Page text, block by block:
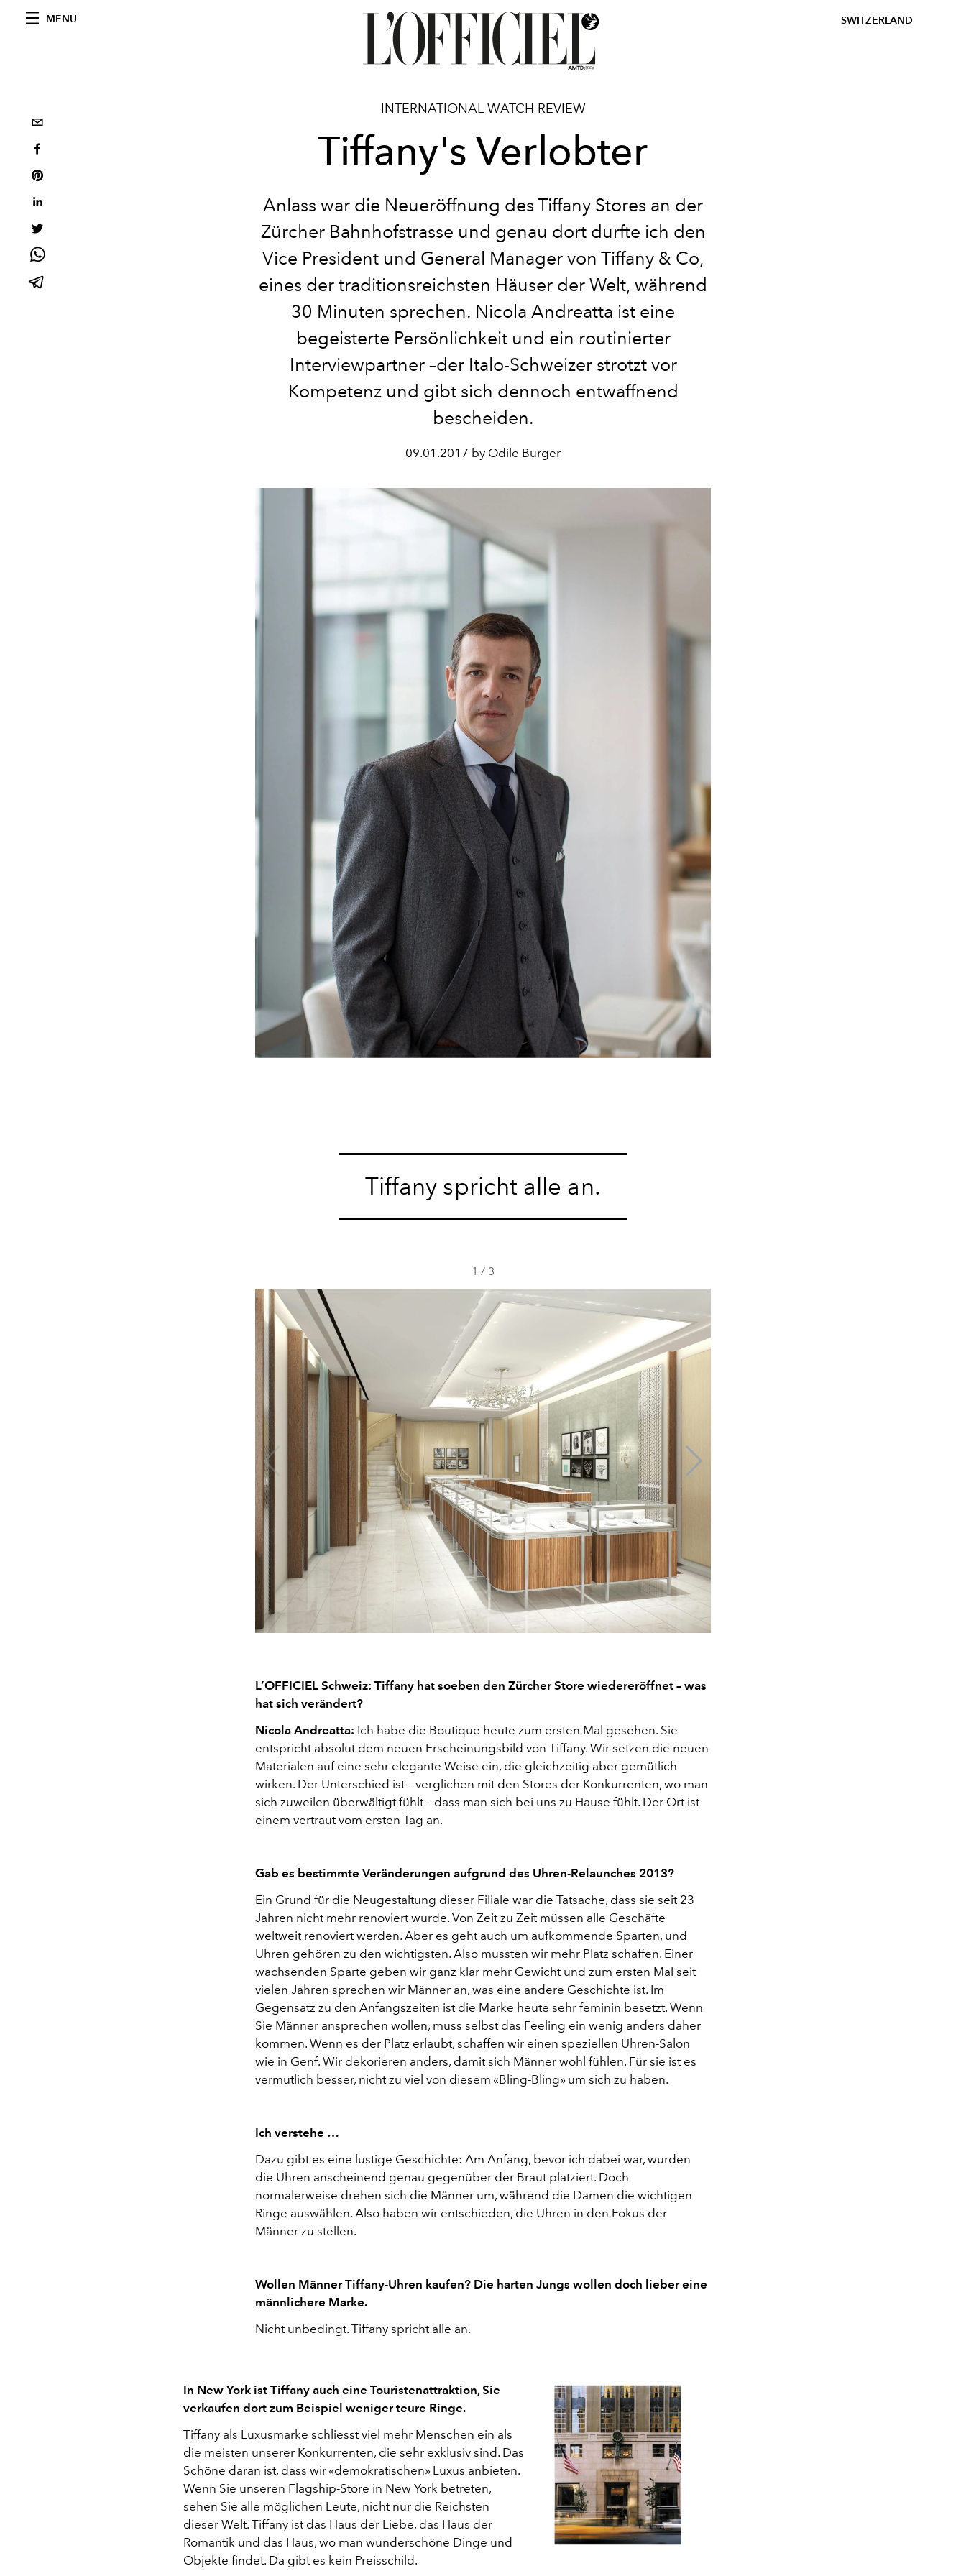
MENU SWITZERLAND
INTERNATIONAL WATCH REVIEW
Tiffany's Verlobter
Anlass war die Neueröffnung des Tiffany Stores an der
Zürcher Bahnhofstrasse und genau dort durfte ich den
Vice President und General Manager von Tiffany & Co,
eines der traditionsreichsten Häuser der Welt, während
30 Minuten sprechen. Nicola Andreatta ist eine
begeisterte Persönlichkeit und ein routinierter
Interviewpartner –der Italo-Schweizer strotzt vor
Kompetenz und gibt sich dennoch entwaffnend
bescheiden.
09.01.2017 by Odile Burger
Tiffany spricht alle an.
1 / 3
L’OFFICIEL Schweiz: Tiffany hat soeben den Zürcher Store wiedereröffnet – was
hat sich verändert?
Nicola Andreatta: Ich habe die Boutique heute zum ersten Mal gesehen. Sie
entspricht absolut dem neuen Erscheinungsbild von Tiffany. Wir setzen die neuen
Materialen auf eine sehr elegante Weise ein, die gleichzeitig aber gemütlich
wirken. Der Unterschied ist – verglichen mit den Stores der Konkurrenten, wo man
sich zuweilen überwältigt fühlt – dass man sich bei uns zu Hause fühlt. Der Ort ist
einem vertraut vom ersten Tag an.
Gab es bestimmte Veränderungen aufgrund des Uhren-Relaunches 2013?
Ein Grund für die Neugestaltung dieser Filiale war die Tatsache, dass sie seit 23
Jahren nicht mehr renoviert wurde. Von Zeit zu Zeit müssen alle Geschäfte
weltweit renoviert werden. Aber es geht auch um aufkommende Sparten, und
Uhren gehören zu den wichtigsten. Also mussten wir mehr Platz schaffen. Einer
wachsenden Sparte geben wir ganz klar mehr Gewicht und zum ersten Mal seit
vielen Jahren sprechen wir Männer an, was eine andere Geschichte ist. Im
Gegensatz zu den Anfangszeiten ist die Marke heute sehr feminin besetzt. Wenn
Sie Männer ansprechen wollen, muss selbst das Feeling ein wenig anders daher
kommen. Wenn es der Platz erlaubt, schaffen wir einen speziellen Uhren-Salon
wie in Genf. Wir dekorieren anders, damit sich Männer wohl fühlen. Für sie ist es
vermutlich besser, nicht zu viel von diesem «Bling-Bling» um sich zu haben.
Ich verstehe …
Dazu gibt es eine lustige Geschichte: Am Anfang, bevor ich dabei war, wurden
die Uhren anscheinend genau gegenüber der Braut platziert. Doch
normalerweise drehen sich die Männer um, während die Damen die wichtigen
Ringe auswählen. Also haben wir entschieden, die Uhren in den Fokus der
Männer zu stellen.
Wollen Männer Tiffany-Uhren kaufen? Die harten Jungs wollen doch lieber eine
männlichere Marke.
Nicht unbedingt. Tiffany spricht alle an.
In New York ist Tiffany auch eine Touristenattraktion, Sie
verkaufen dort zum Beispiel weniger teure Ringe.
Tiffany als Luxusmarke schliesst viel mehr Menschen ein als
die meisten unserer Konkurrenten, die sehr exklusiv sind. Das
Schöne daran ist, dass wir «demokratischen» Luxus anbieten.
Wenn Sie unseren Flagship-Store in New York betreten,
sehen Sie alle möglichen Leute, nicht nur die Reichsten
dieser Welt. Tiffany ist das Haus der Liebe, das Haus der
Romantik und das Haus, wo man wunderschöne Dinge und
Objekte findet. Da gibt es kein Preisschild.